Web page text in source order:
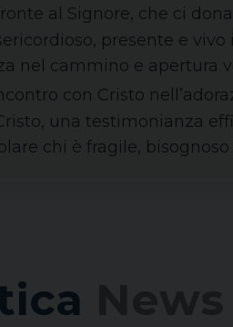
al Signore, che ci
presente e
nel cammino e apertura
con Cristo
una testimonianza
chi è fragile,